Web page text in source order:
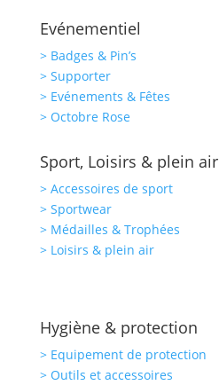
Evénementiel
> Badges & Pin’s
> Supporter
> Evénements & Fêtes
> Octobre Rose
Sport, Loisirs & plein air
> Accessoires de sport
> Sportwear
> Médailles & Trophées
> Loisirs & plein air
Hygiène & protection
> Equipement de protection
> Outils et accessoires